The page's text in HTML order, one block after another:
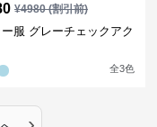
¥4980(割引前)
服 グレーチェックアク
全3色